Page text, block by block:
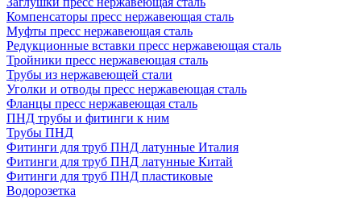
Компенсаторы пресс нержавеющая сталь
Муфты пресс нержавеющая сталь
Редукционные вставки пресс нержавеющая сталь
Тройники пресс нержавеющая сталь
Трубы из нержавеющей стали
Уголки и отводы пресс нержавеющая сталь
Фланцы пресс нержавеющая сталь
ПНД трубы и фитинги к ним
Трубы ПНД
Фитинги для труб ПНД латунные Италия
Фитинги для труб ПНД латунные Китай
Фитинги для труб ПНД пластиковые
Водорозетка